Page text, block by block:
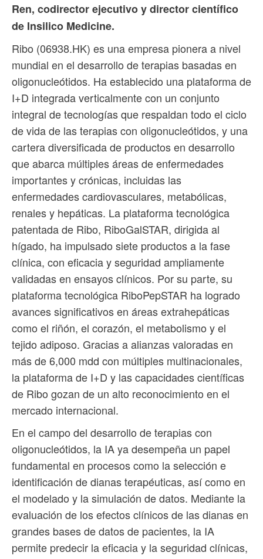
Ren, codirector ejecutivo y director científico
de Insilico Medicine.
Ribo (06938.HK) es una empresa pionera a nivel
mundial en el desarrollo de terapias basadas en
oligonucleótidos. Ha establecido una plataforma de
I+D integrada verticalmente con un conjunto
integral de tecnologías que respaldan todo el ciclo
de vida de las terapias con oligonucleótidos, y una
cartera diversificada de productos en desarrollo
que abarca múltiples áreas de enfermedades
importantes y crónicas, incluidas las
enfermedades cardiovasculares, metabólicas,
renales y hepáticas. La plataforma tecnológica
patentada de Ribo, RiboGalSTAR, dirigida al
hígado, ha impulsado siete productos a la fase
clínica, con eficacia y seguridad ampliamente
validadas en ensayos clínicos. Por su parte, su
plataforma tecnológica RiboPepSTAR ha logrado
avances significativos en áreas extrahepáticas
como el riñón, el corazón, el metabolismo y el
tejido adiposo. Gracias a alianzas valoradas en
más de 6,000 mdd con múltiples multinacionales,
la plataforma de I+D y las capacidades científicas
de Ribo gozan de un alto reconocimiento en el
mercado internacional.
En el campo del desarrollo de terapias con
oligonucleótidos, la IA ya desempeña un papel
fundamental en procesos como la selección e
identificación de dianas terapéuticas, así como en
el modelado y la simulación de datos. Mediante la
evaluación de los efectos clínicos de las dianas en
grandes bases de datos de pacientes, la IA
permite predecir la eficacia y la seguridad clínicas,